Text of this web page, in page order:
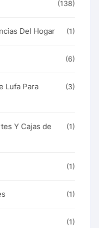
(138)
Del Hogar (1)
(6)
Lufa Para
(3)
Y Cajas de
(1)
(1)
(1)
(1)